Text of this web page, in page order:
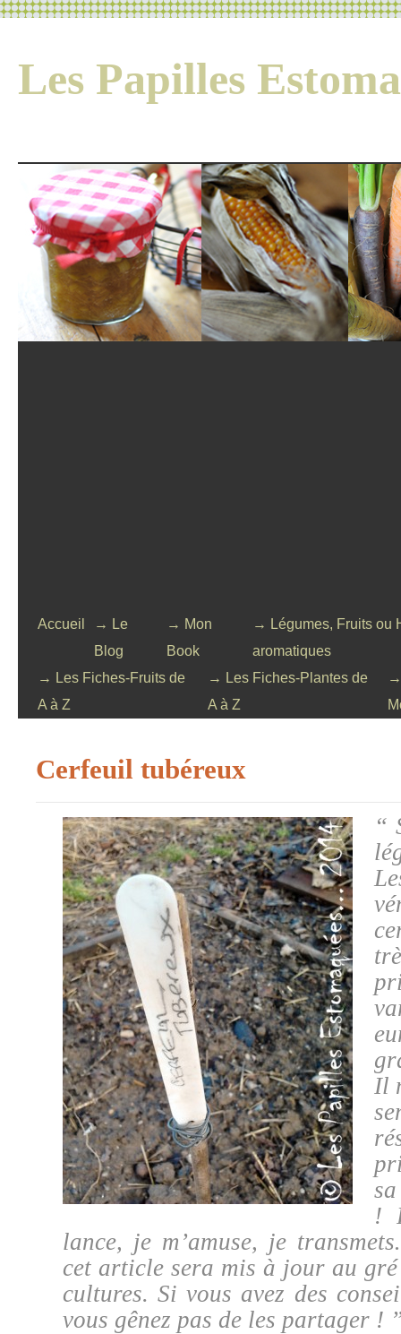
Les Papilles
Accueil
→ Le
Blog
→ Mon
Book
→ Légumes, Fruits ou
aromatiques
→ Les Fiches-Fruits de
A à Z
→ Les Fiches-Plantes de
A à Z
→
Cerfeuil tubéreux
“
Il
!
lance, je m’amuse, je
cet article sera mis à jour au gré
cultures. Si vous avez des
vous gênez pas de les partager !